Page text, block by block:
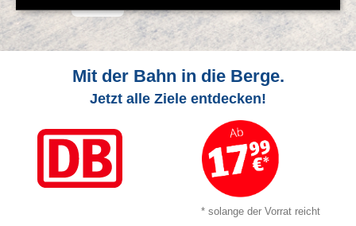
Mit der Bahn in die Berge.
Jetzt alle Ziele entdecken!
* solange der Vorrat reicht